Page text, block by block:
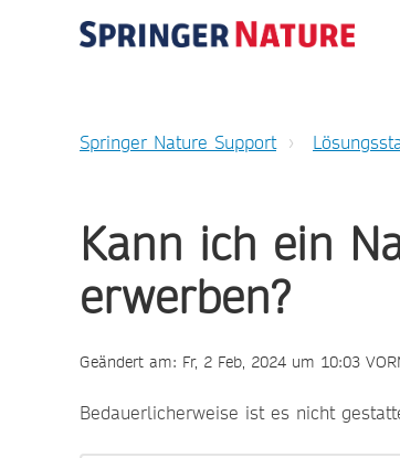
Springer Nature Support
Kann ich ein
erwerben?
Geändert am: Fr, 2 Feb, 2024 um 10:03
Bedauerlicherweise ist es nicht